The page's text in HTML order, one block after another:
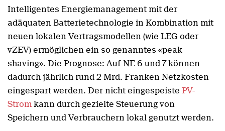
Intelligentes Energiemanagement mit der
adäquaten Batterietechnologie in Kombination mit
neuen lokalen Vertragsmodellen (wie LEG oder
vZEV) ermöglichen ein so genanntes «peak
shaving». Die Prognose: Auf NE 6 und 7 können
dadurch jährlich rund 2 Mrd. Franken Netzkosten
eingespart werden. Der nicht eingespeiste PV-
Strom kann durch gezielte Steuerung von
Speichern und Verbrauchern lokal genutzt werden.